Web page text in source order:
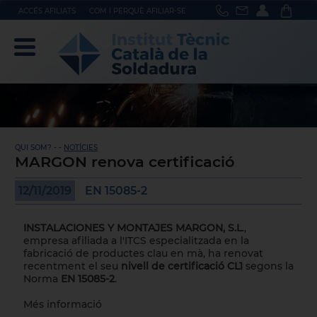
ACCÉS AFILIATS COM I PERQUÈ AFILIAR-SE
QUI SOM? - - NOTÍCIES
MARGON renova certificació
12/11/2019 EN 15085-2
INSTALACIONES Y MONTAJES MARGON, S.L.,
empresa afiliada a l'ITCS especialitzada en la
fabricació de productes clau en mà, ha renovat
recentment el seu nivell de certificació CL1 segons la
Norma EN 15085-2.
Més informació